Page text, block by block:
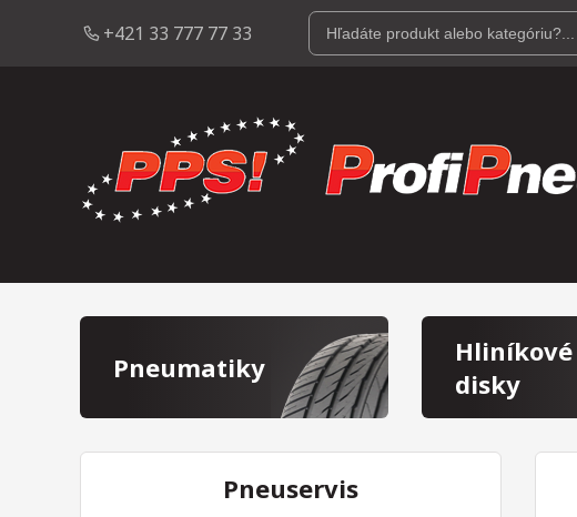
+421 33 777 77 33
Pneumatiky
Hliníkové
disky
Pneuservis